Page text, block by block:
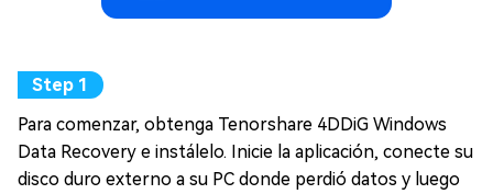
Para comenzar, obtenga Tenorshare 4DDiG Windows
Data Recovery e instálelo. Inicie la aplicación, conecte su
disco duro externo a su PC donde perdió datos y luego